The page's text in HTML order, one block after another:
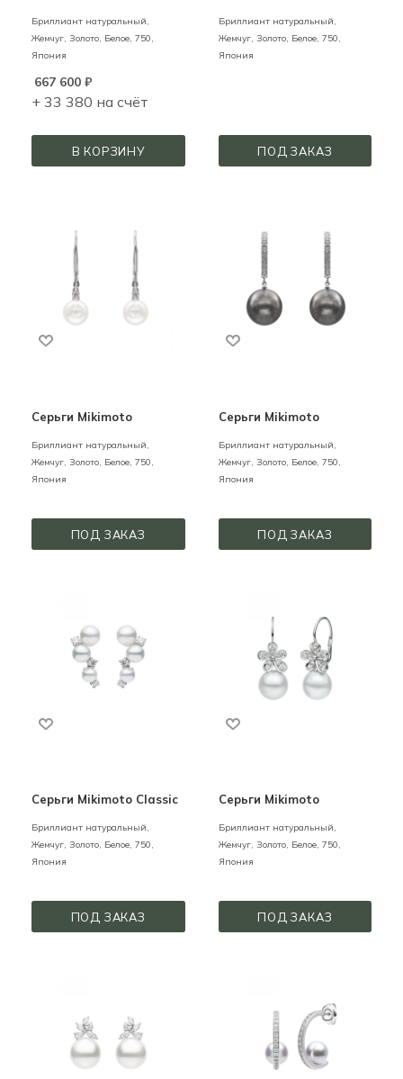
Бриллиант натуральный,
Жемчуг, Золото, Белое, 750,
Япония
667 600 ₽
+ 33 380 на счёт
В КОРЗИНУ
Бриллиант натуральный,
Жемчуг, Золото, Белое, 750,
Япония
ПОД ЗАКАЗ
Серьги Mikimoto
Бриллиант натуральный,
Жемчуг, Золото, Белое, 750,
Япония
ПОД ЗАКАЗ
Серьги Mikimoto
Бриллиант натуральный,
Жемчуг, Золото, Белое, 750,
Япония
ПОД ЗАКАЗ
Серьги Mikimoto Classic
Бриллиант натуральный,
Жемчуг, Золото, Белое, 750,
Япония
ПОД ЗАКАЗ
Серьги Mikimoto
Бриллиант натуральный,
Жемчуг, Золото, Белое, 750,
Япония
ПОД ЗАКАЗ